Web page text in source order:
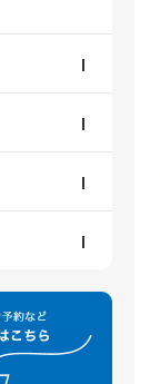
士
護技術
達障害
福祉